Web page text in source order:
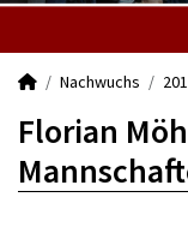
Nachwuchs
Florian